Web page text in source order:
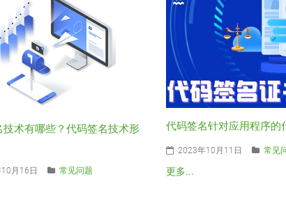
技术有哪些？代码签名技术形
月16日 常见问题
代码签名针对应用程序的
2023年10月11日 常见
更多...